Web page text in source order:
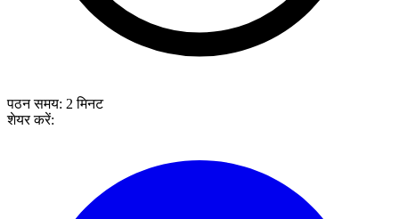
पठन समय: 2 मिनट
शेयर करें: